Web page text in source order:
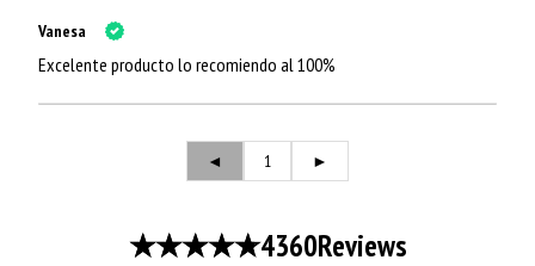
Vanesa
Excelente producto lo recomiendo al 100%
◄ 1 ►
4360Reviews